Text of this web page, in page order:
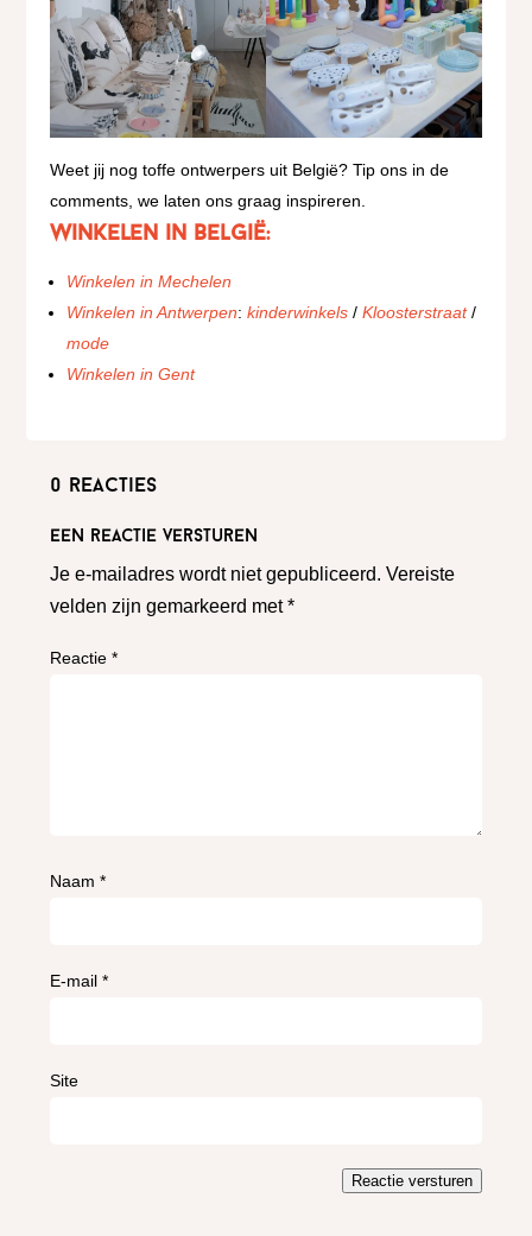
Weet jij nog toffe ontwerpers uit België? Tip ons in de
comments, we laten ons graag inspireren.
Winkelen in België:
Winkelen in Mechelen
Winkelen in Antwerpen:kinderwinkels /Kloosterstraat/
mode
Winkelen in Gent
0 reacties
Een reactie versturen
Je e-mailadres wordt niet gepubliceerd. Vereiste
velden zijn gemarkeerd met*
Reactie*
Naam*
E-mail*
Site
Reactie versturen